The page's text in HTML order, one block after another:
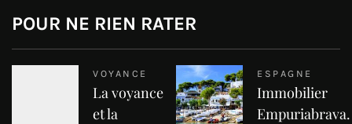
POUR NE RIEN RATER
VOYANCE
La voyance
et la
ESPAGNE
Immobilier
Empuriabrava.